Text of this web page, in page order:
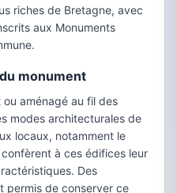
riches de Bretagne, avec
aux Monuments
monument
aménagé au fil des
modes architecturales de
locaux, notamment le
à ces édifices leur
Des
permis de conserver ce